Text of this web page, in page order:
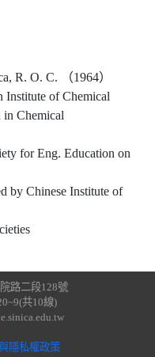
R. O. C. （1964）
Institute of Chemical
in Chemical
for Eng. Education on
by Chinese Institute of
路二段128號
共10線)
隱私權政策